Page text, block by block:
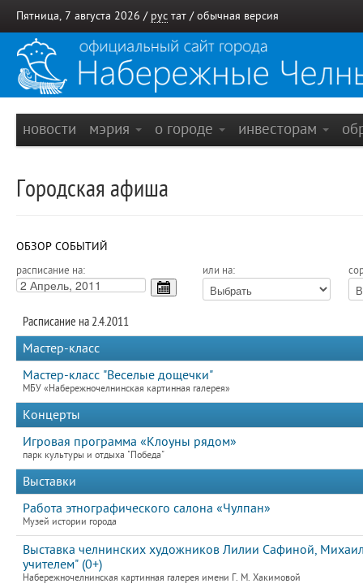
Пятница, 7 августа 2026 / рус тат / обычная версия
новости мэрия о городе инвесторам
Городская афиша
ОБЗОР СОБЫТИЙ
расписание на: или на:
Расписание на 2.4.2011
Мастер-класс
Мастер-класс "Веселые дощечки"
МБУ «Набережночелнинская картинная галерея»
Концерты
Игровая программа «Клоуны рядом»
парк культуры и отдыха "Победа"
Выставки
Работа этнографического салона «Чулпан»
Музей истории города
Выставка челнинских художников Лилии Сафиной,
учителем" (0+)
Набережночелнинская картинная галерея имени Г. М. Хакимовой